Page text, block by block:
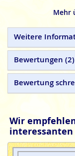
petrochemische
Mehr
Weitere
Bewertungen 2
Bewertung
Wir